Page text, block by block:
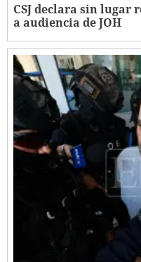
CSJ declara sin lugar
a audiencia de JOH